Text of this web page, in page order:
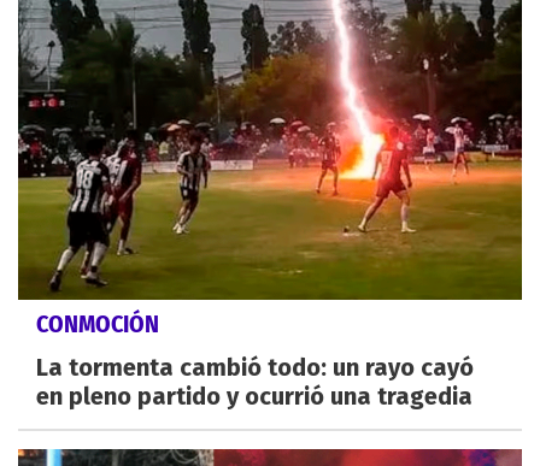
CONMOCIÓN
La tormenta cambió todo: un rayo cayó
en pleno partido y ocurrió una tragedia